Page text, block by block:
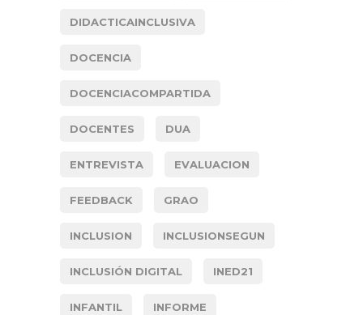
DIDACTICAINCLUSIVA
DOCENCIA
DOCENCIACOMPARTIDA
DOCENTES DUA
ENTREVISTA EVALUACION
FEEDBACK GRAO
INCLUSION INCLUSIONSEGUN
INCLUSIÓN DIGITAL INED21
INFANTIL INFORME